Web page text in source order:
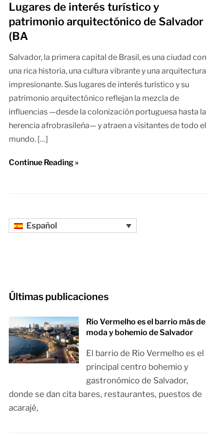
Lugares de interés turístico y
patrimonio arquitectónico de Salvador
(BA
Salvador, la primera capital de Brasil, es una ciudad con
una rica historia, una cultura vibrante y una arquitectura
impresionante. Sus lugares de interés turístico y su
patrimonio arquitectónico reflejan la mezcla de
influencias —desde la colonización portuguesa hasta la
herencia afrobrasileña— y atraen a visitantes de todo el
mundo. […]
Continue Reading »
Español
Últimas publicaciones
Rio Vermelho es el barrio más de
moda y bohemio de Salvador
El barrio de Rio Vermelho es el
principal centro bohemio y
gastronómico de Salvador,
donde se dan cita bares, restaurantes, puestos de
acarajé,